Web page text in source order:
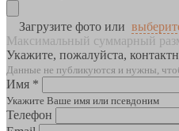
Загрузите фото или
Максимальный суммарный
Укажите, пожалуйста,
Данные не публикуются и нужны,
Имя *
Укажите Ваше имя или псевдоним
Телефон